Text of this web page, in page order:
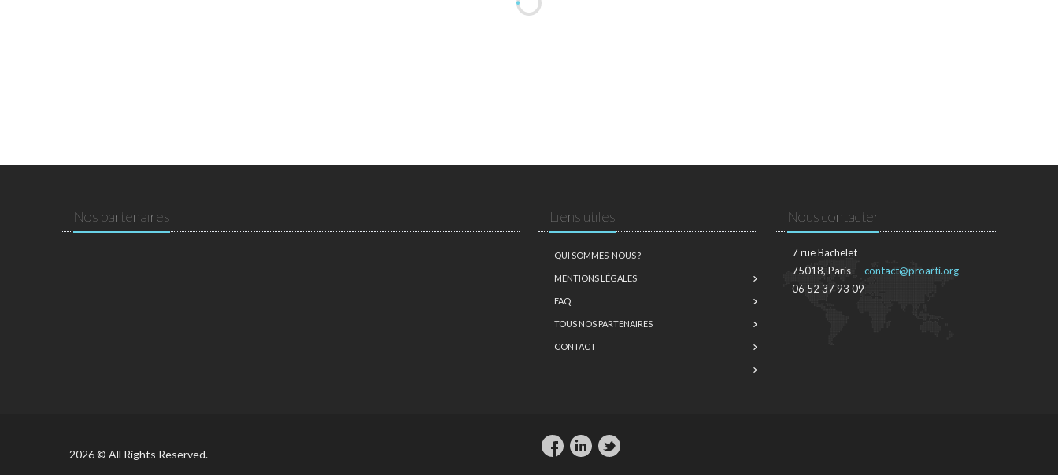
Nos partenaires Liens utiles
QUI SOMMES-NOUS ?
MENTIONS LÉGALES
FAQ
TOUS NOS PARTENAIRES
CONTACT
Nous contacter
7 rue Bachelet
75018, Paris
06 52 37 93 09
contact@proarti.org
2026 © All Rights Reserved.